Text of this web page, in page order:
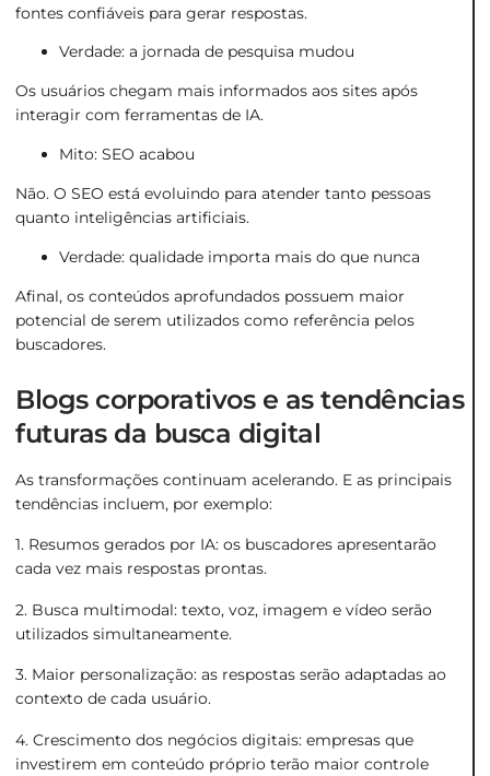
fontes confiáveis para gerar respostas.
Verdade: a jornada de pesquisa mudou
Os usuários chegam mais informados aos sites após
interagir com ferramentas de IA.
Mito: SEO acabou
Não. O SEO está evoluindo para atender tanto pessoas
quanto inteligências artificiais.
Verdade: qualidade importa mais do que nunca
Afinal, os conteúdos aprofundados possuem maior
potencial de serem utilizados como referência pelos
buscadores.
Blogs corporativos e as tendências
futuras da busca digital
As transformações continuam acelerando. E as principais
tendências incluem, por exemplo:
1. Resumos gerados por IA: os buscadores apresentarão
cada vez mais respostas prontas.
2. Busca multimodal: texto, voz, imagem e vídeo serão
utilizados simultaneamente.
3. Maior personalização: as respostas serão adaptadas ao
contexto de cada usuário.
4. Crescimento dos negócios digitais: empresas que
investirem em conteúdo próprio terão maior controle